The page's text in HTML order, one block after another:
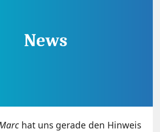
hat uns gerade den Hinweis